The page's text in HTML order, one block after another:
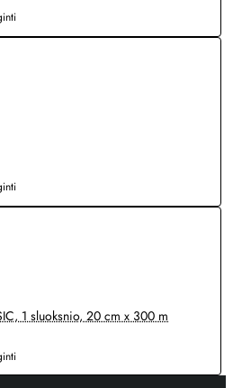
1 sluoksnio, 20 cm x 300 m